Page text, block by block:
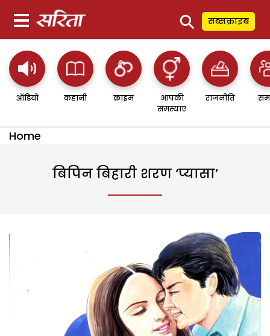
⚲ सब्सक्राइब
ऑडियो कहानी क्राइम
आपकी
समस्याएं
राजनीति
Home
बिपिन बिहारी शरण ‘प्यासा’